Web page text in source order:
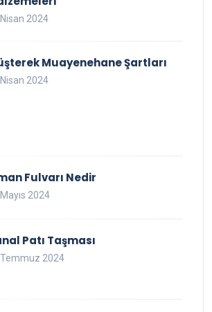
2024
Muayenehane Şartları
2024
Fulvarı Nedir
2024
Patı Taşması
2024